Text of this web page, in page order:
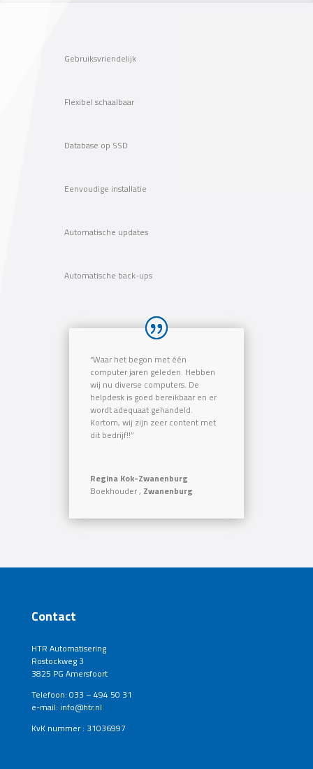
Gebruiksvriendelijk
Flexibel schaalbaar
Database op SSD
Eenvoudige installatie
Automatische updates
Automatische back-ups
“Waar het begon met één
computer jaren geleden. Hebben
wij nu diverse computers. De
helpdesk is goed bereikbaar en er
wordt adequaat gehandeld.
Kortom, wij zijn zeer content met
dit bedrijf!!”
Regina Kok-Zwanenburg
Boekhouder, Zwanenburg
Contact
HTR Automatisering
Rostockweg 3
3825 PG Amersfoort
Telefoon: 033 – 494 50 31
e-mail: info@htr.nl
KvK nummer : 31036997